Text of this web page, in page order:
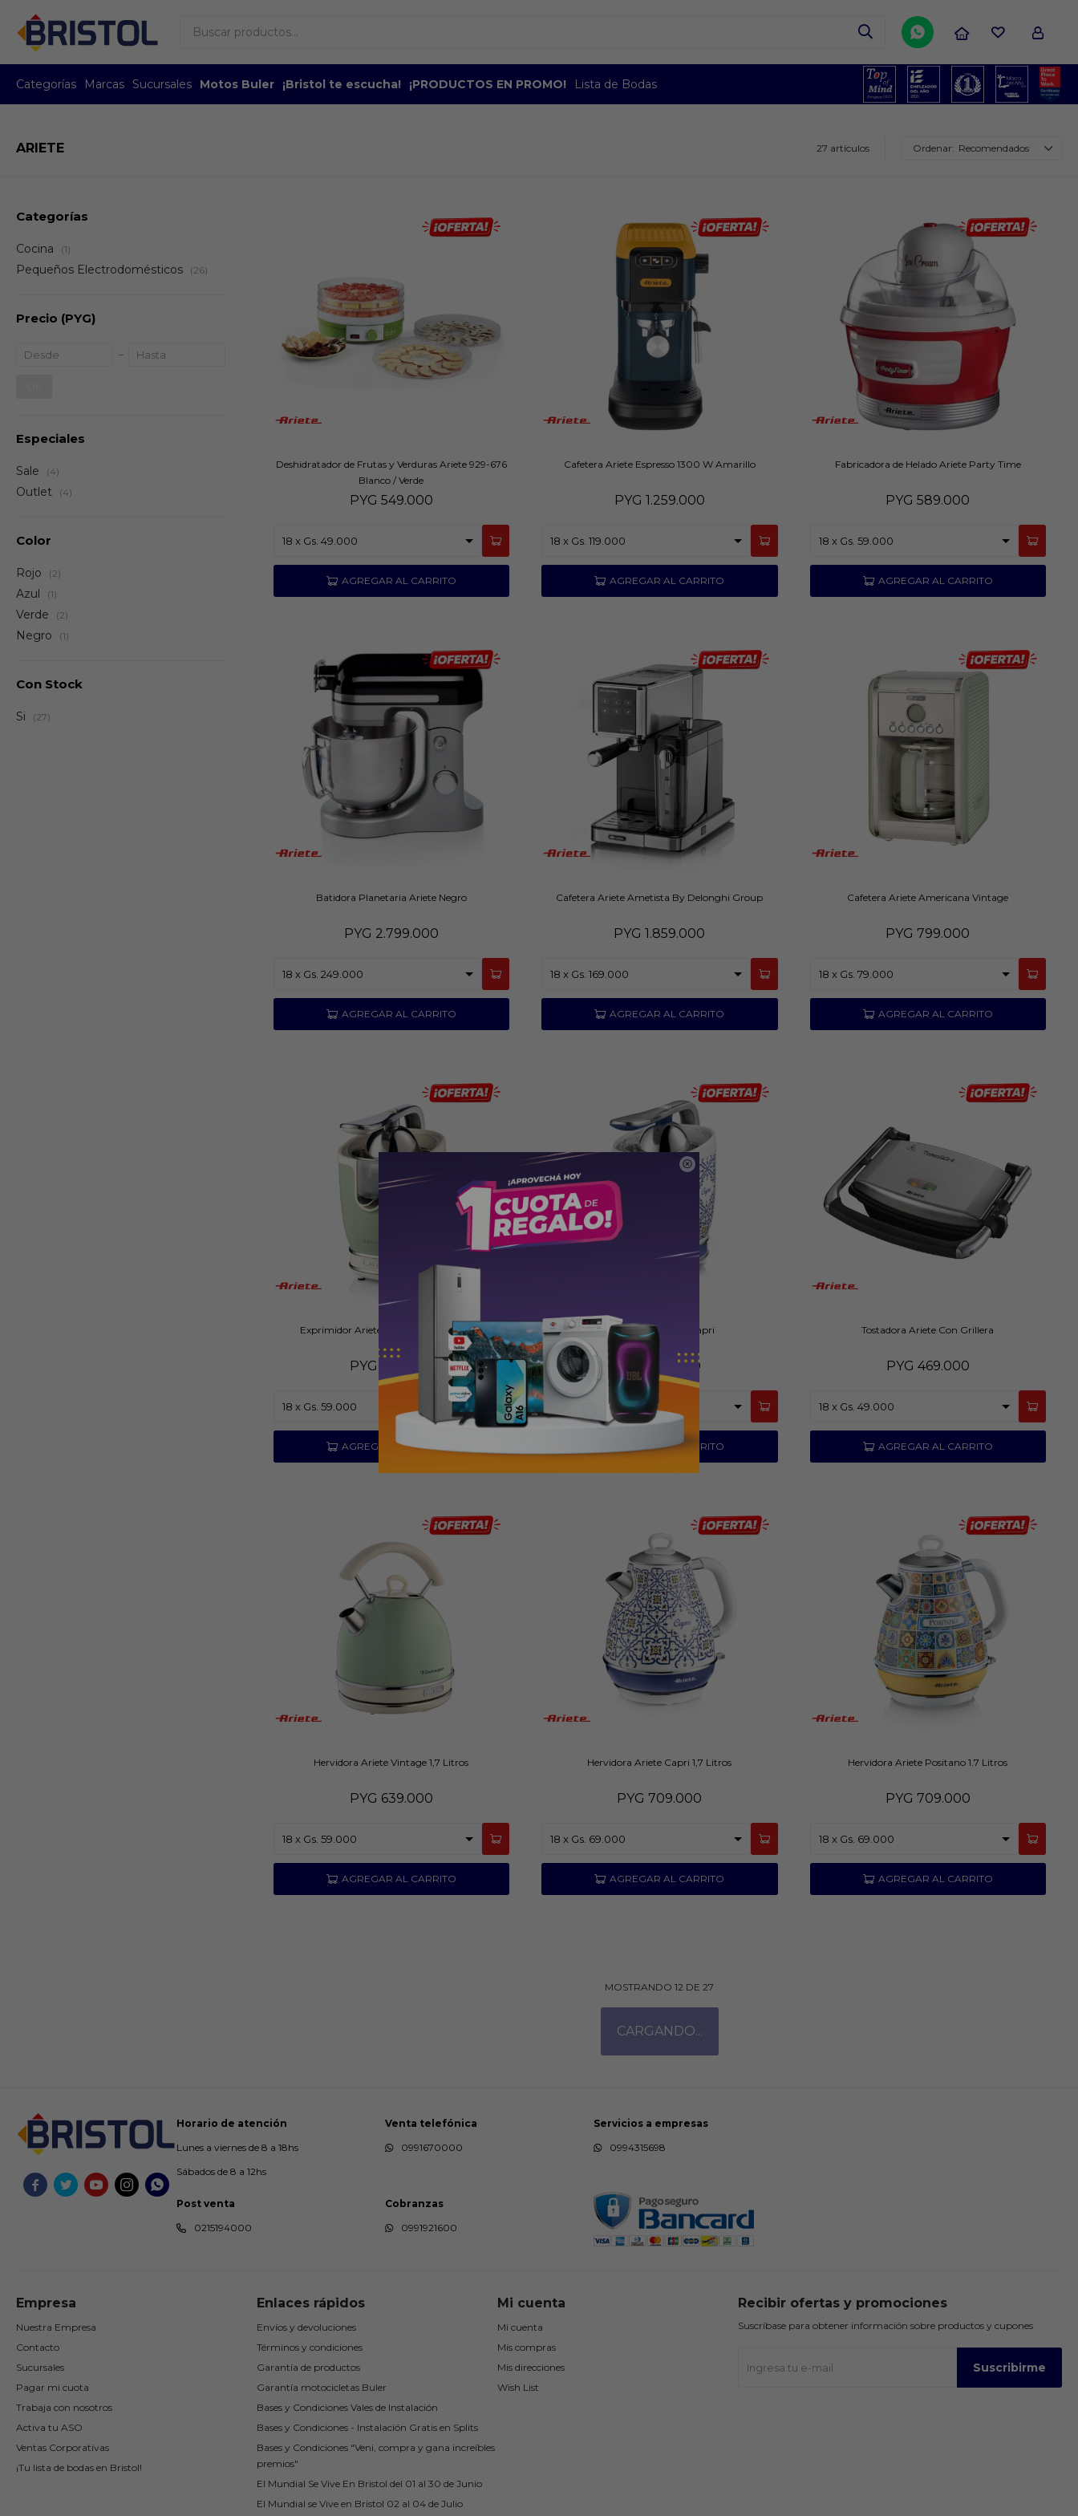

Categorías Marcas Sucursales Motos Buler ¡Bristol te escucha! ¡PRODUCTOS EN PROMO! Lista de Bodas

ARIETE 27 artículos Recomendados
Deshidratador de Frutas y Verduras Ariete 929-676
Blanco / Verde
PYG 549.000
Cafetera Ariete Espresso 1300 W Amarillo
PYG 1.259.000
Fabricadora de Helado Ariete Party Time
PYG 589.000
Batidora Planetaria Ariete Negro
PYG 2.799.000
Cafetera Ariete Ametista By Delonghi Group
PYG 1.859.000
Cafetera Ariete Americana Vintage
PYG 799.000
Exprimidor Ariete Vintage Crema/Verde
PYG
Exprimidor Ariete Capri
PYG 769.000
Tostadora Ariete Con Grillera
PYG 469.000
Hervidora Ariete Vintage 1,7 Litros
PYG 639.000
Hervidora Ariete Capri 1,7 Litros
PYG 709.000
Hervidora Ariete Positano 1.7 Litros
PYG 709.000
MOSTRANDO12 DE27
Categorías
Cocina (1)
Pequeños Electrodomésticos (26)
Precio (PYG)
Especiales
Sale (4)
Outlet (4)
Color
Rojo (2)
Azul (1)
Verde (2)
Negro (1)
Con Stock
Si (27)
    
Horario de atención
Lunes a viernes de 8 a 18hs
Sábados de 8 a 12hs
Venta telefónica
0991670000
Servicios a empresas
0994315698
Post venta
0215194000
Cobranzas
0991921600
Empresa
Nuestra Empresa
Contacto
Sucursales
Pagar mi cuota
Trabaja con nosotros
Activa tu ASO
Ventas Corporativas
¡Tu lista de bodas en Bristol!
Enlaces rápidos
Envíos y devoluciones
Términos y condiciones
Garantía de productos
Garantía motocicletas Buler
Bases y Condiciones Vales de Instalación
Bases y Condiciones - Instalación Gratis en Splits
Bases y Condiciones "Veni, compra y gana increíbles
premios"
El Mundial Se Vive En Bristol del 01 al 30 de Junio
El Mundial se Vive en Bristol 02 al 04 de Julio
Mi cuenta
Mi cuenta
Mis compras
Mis direcciones
Wish List
Recibir ofertas y promociones
Suscríbase para obtener información sobre productos y cupones
Suscribirme